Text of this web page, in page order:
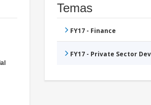
Temas
FY17 - Finance
FY17 - Private Sector